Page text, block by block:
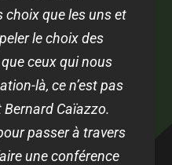
choix que les uns et
le choix des
ceux qui nous
là, ce n’est pas
Bernard Caïazzo.
passer à travers
une conférence